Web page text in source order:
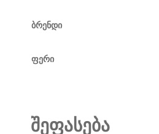
ბრენდი
ფერი
შეფასება